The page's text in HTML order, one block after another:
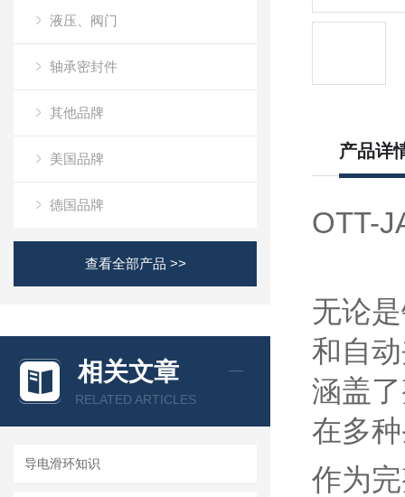
液压、阀门
轴承密封件
其他品牌
美国品牌
德国品牌
查看全部产品 >>
相关文章
RELATED ARTICLES
导电滑环知识
产品详
OTT-
无论
和自
涵盖
在多
作为